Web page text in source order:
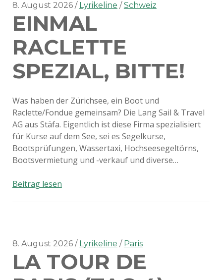
8. August 2026 Lyrikeline Schweiz
EINMAL
RACLETTE
SPEZIAL, BITTE!
Was haben der Zürichsee, ein Boot und
Raclette/Fondue gemeinsam? Die Lang Sail & Travel
AG aus Stäfa. Eigentlich ist diese Firma spezialisiert
für Kurse auf dem See, sei es Segelkurse,
Bootsprüfungen, Wassertaxi, Hochseesegeltörns,
Bootsvermietung und -verkauf und diverse…
Beitrag lesenEinmal
8. August 2026 Lyrikeline Paris
LA TOUR DE